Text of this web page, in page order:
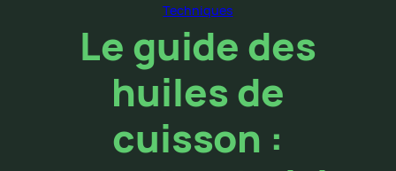
Techniques
Le guide des
huiles de
cuisson :